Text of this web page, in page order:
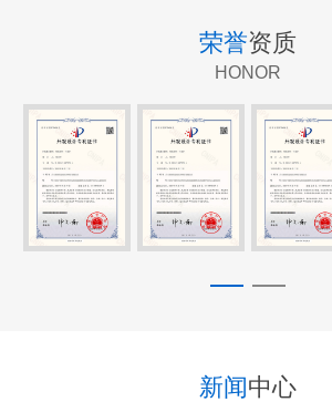
荣誉资质
HONOR
新闻中心